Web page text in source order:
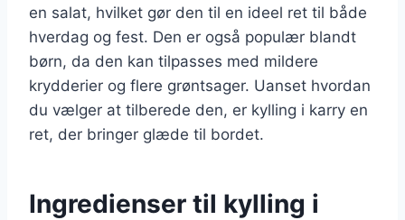
en salat, hvilket gør den til en ideel ret til både
hverdag og fest. Den er også populær blandt
børn, da den kan tilpasses med mildere
krydderier og flere grøntsager. Uanset hvordan
du vælger at tilberede den, er kylling i karry en
ret, der bringer glæde til bordet.
Ingredienser til kylling i